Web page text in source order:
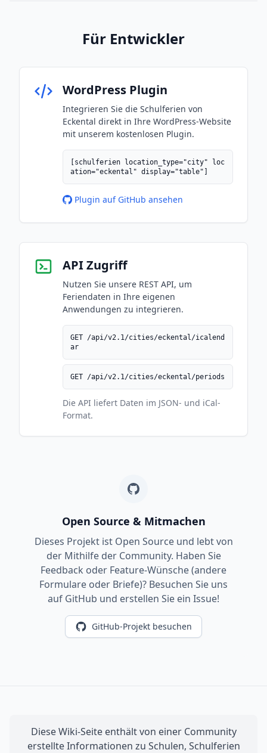
Für Entwickler
WordPress Plugin
Integrieren Sie die Schulferien von
Eckental direkt in Ihre WordPress-Website
mit unserem kostenlosen Plugin.
[schulferien location_type="city" loc
ation="eckental" display="table"]
Plugin auf GitHub ansehen
API Zugriff
Nutzen Sie unsere REST API, um
Feriendaten in Ihre eigenen
Anwendungen zu integrieren.
GET /api/v2.1/cities/eckental/icalend
ar
GET /api/v2.1/cities/eckental/periods
Die API liefert Daten im JSON- und iCal-
Format.
Open Source & Mitmachen
Dieses Projekt ist Open Source und lebt von
der Mithilfe der Community. Haben Sie
Feedback oder Feature-Wünsche (andere
Formulare oder Briefe)? Besuchen Sie uns
auf GitHub und erstellen Sie ein Issue!
GitHub-Projekt besuchen
Diese Wiki-Seite enthält von einer Community
erstellte Informationen zu Schulen, Schulferien